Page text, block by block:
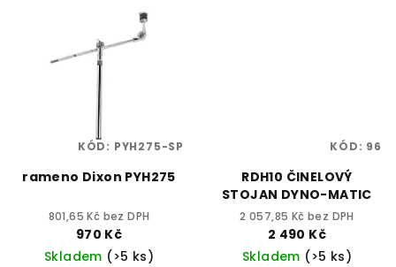
rameno Dixon PYH275
801,65 Kč bez DPH
970 Kč
Skladem (>5 ks)
KÓD: PYH275-SP
RDH10 ČINELOVÝ
STOJAN DYNO-MATIC
2 057,85 Kč bez DPH
2 490 Kč
Skladem (>5 ks)
KÓD: 96